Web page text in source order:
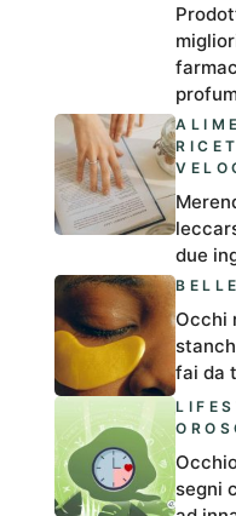
due
Occhi
fai da
segni